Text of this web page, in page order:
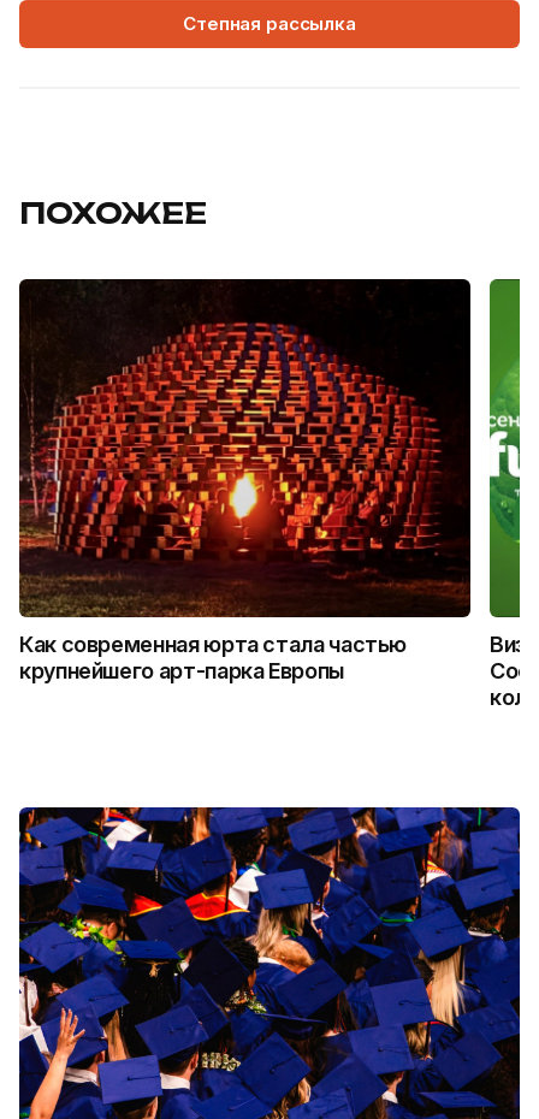
Степная рассылка
ПОХОЖЕЕ
Как современная юрта стала частью
крупнейшего арт-парка Европы